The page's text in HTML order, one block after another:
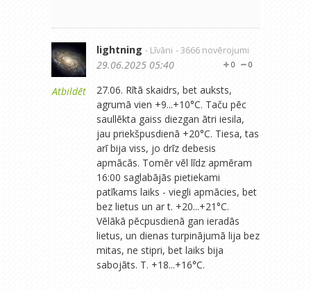
Atbildēt
lightning - Līvāni - 3666 novērojumi
0
0
29.06.2025 05:40
27.06. Rītā skaidrs, bet auksts,
agrumā vien +9...+10°C. Taču pēc
saullēkta gaiss diezgan ātri iesila,
jau priekšpusdienā +20°C. Tiesa, tas
arī bija viss, jo drīz debesis
apmācās. Tomēr vēl līdz apmēram
16:00 saglabājās pietiekami
patīkams laiks - viegli apmācies, bet
bez lietus un ar t. +20...+21°C.
Vēlākā pēcpusdienā gan ieradās
lietus, un dienas turpinājumā lija bez
mitas, ne stipri, bet laiks bija
sabojāts. T. +18...+16°C.